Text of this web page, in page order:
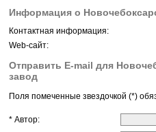
Информация о
Контактная информация:
Web-сайт:
Отправить E-mail для
завод
Поля помеченные звездочкой (*)
* Автор: